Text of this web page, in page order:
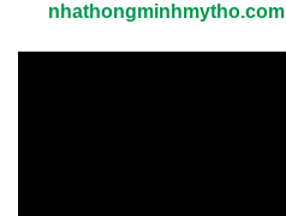
nhathongminhmytho.com